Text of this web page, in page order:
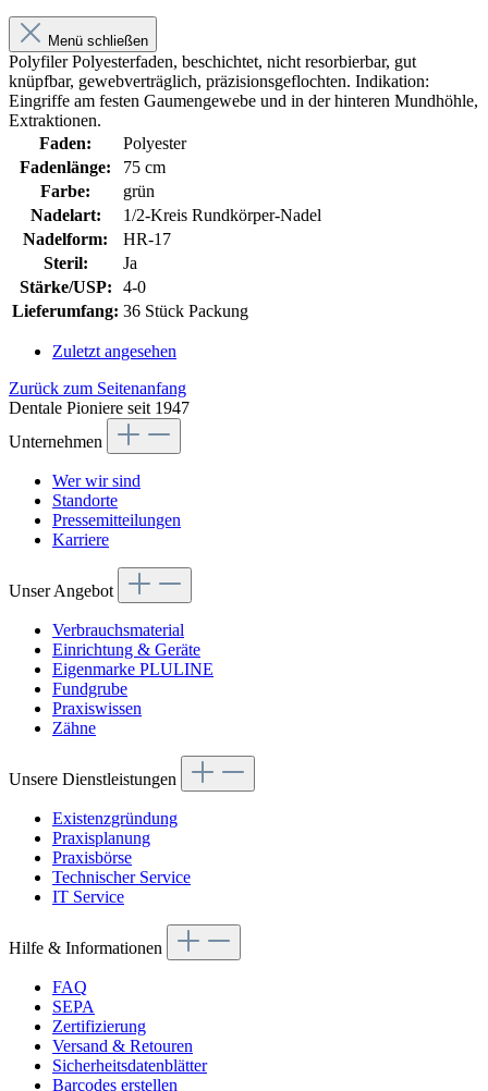
Menü schließen
Polyfiler Polyesterfaden, beschichtet, nicht resorbierbar, gut
knüpfbar, gewebverträglich, präzisionsgeflochten. Indikation:
Eingriffe am festen Gaumengewebe und in der hinteren Mundhöhle,
Extraktionen.
Faden:
Polyester
Fadenlänge:
75 cm
Farbe:
grün
Nadelart:
1/2-Kreis Rundkörper-Nadel
Nadelform:
HR-17
Steril:
Ja
Stärke/USP:
4-0
Lieferumfang: 36 Stück Packung
Zuletzt angesehen
Zurück zum Seitenanfang
Dentale Pioniere seit 1947
Unternehmen
Wer wir sind
Standorte
Pressemitteilungen
Karriere
Unser Angebot
Verbrauchsmaterial
Einrichtung & Geräte
Eigenmarke PLULINE
Fundgrube
Praxiswissen
Zähne
Unsere Dienstleistungen
Existenzgründung
Praxisplanung
Praxisbörse
Technischer Service
IT Service
Hilfe & Informationen
FAQ
SEPA
Zertifizierung
Versand & Retouren
Sicherheitsdatenblätter
Barcodes erstellen